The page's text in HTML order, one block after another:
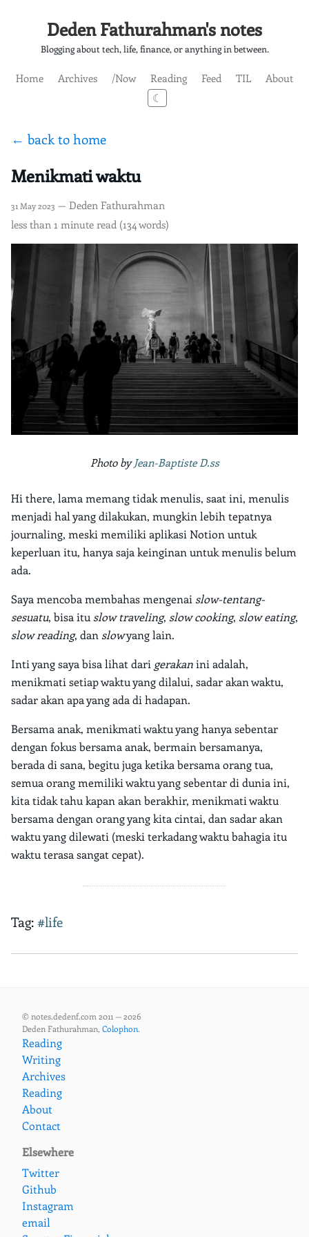
Deden Fathurahman's notes
Blogging about tech, life, finance, or anything in between.
Home Archives /Now Reading Feed TIL
About
☾
← back to home
Menikmati waktu
31 May 2023 — Deden Fathurahman
less than 1 minute read (134 words)
Photo byJean-Baptiste D.ss
Hi there, lama memang tidak menulis, saat ini, menulis
menjadi hal yang dilakukan, mungkin lebih tepatnya
journaling, meski memiliki aplikasi Notion untuk
keperluan itu, hanya saja keinginan untuk menulis belum
ada.
Saya mencoba membahas mengenaislow-tentang-
sesuatu, bisa ituslow traveling, slow cooking, slow eating,
slow reading, danslowyang lain.
Inti yang saya bisa lihat dari gerakanini adalah,
menikmati setiap waktu yang dilalui, sadar akan waktu,
sadar akan apa yang ada di hadapan.
Bersama anak, menikmati waktu yang hanya sebentar
dengan fokus bersama anak, bermain bersamanya,
berada di sana, begitu juga ketika bersama orang tua,
semua orang memiliki waktu yang sebentar di dunia ini,
kita tidak tahu kapan akan berakhir, menikmati waktu
bersama dengan orang yang kita cintai, dan sadar akan
waktu yang dilewati (meski terkadang waktu bahagia itu
waktu terasa sangat cepat).
Tag:#life
© notes.dedenf.com 2011 — 2026
Deden Fathurahman, Colophon.
Reading
Writing
Archives
Reading
About
Contact
Elsewhere
Twitter
Github
Instagram
email